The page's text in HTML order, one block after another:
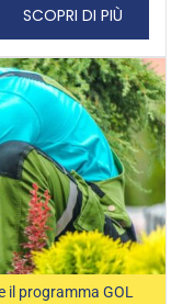
SCOPRI DI PIÙ
programma GOL